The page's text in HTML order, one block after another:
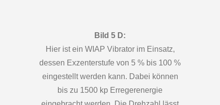
Bild 5 D:
Hier ist ein WIAP Vibrator im Einsatz,
dessen Exzenterstufe von 5 % bis 100 %
eingestellt werden kann. Dabei können
bis zu 1500 kp Erregerenergie